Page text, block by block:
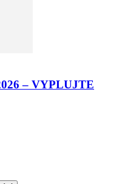
– VYPLUJTE